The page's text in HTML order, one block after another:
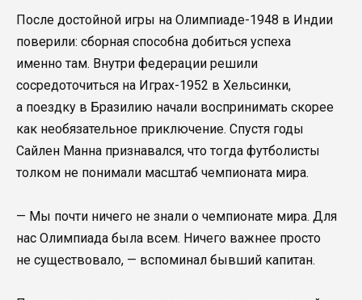
После достойной игры на Олимпиаде-1948 в Индии
поверили: сборная способна добиться успеха
именно там. Внутри федерации решили
сосредоточиться на Играх-1952 в Хельсинки,
а поездку в Бразилию начали воспринимать скорее
как необязательное приключение. Спустя годы
Сайлен Манна признавался, что тогда футболисты
толком не понимали масштаб чемпионата мира.
— Мы почти ничего не знали о чемпионате мира. Для
нас Олимпиада была всем. Ничего важнее просто
не существовало, — вспоминал бывший капитан.